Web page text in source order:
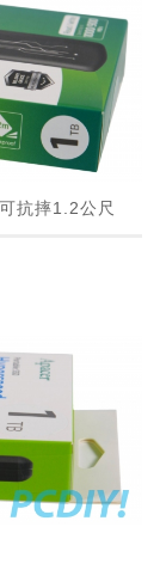
抗摔1.2公尺